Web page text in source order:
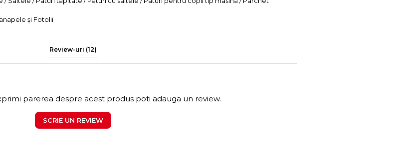
și Fotolii
Review-uri (12)
parerea despre acest produs poti adauga un review.
SCRIE UN REVIEW